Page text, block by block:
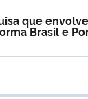
que
Brasil e